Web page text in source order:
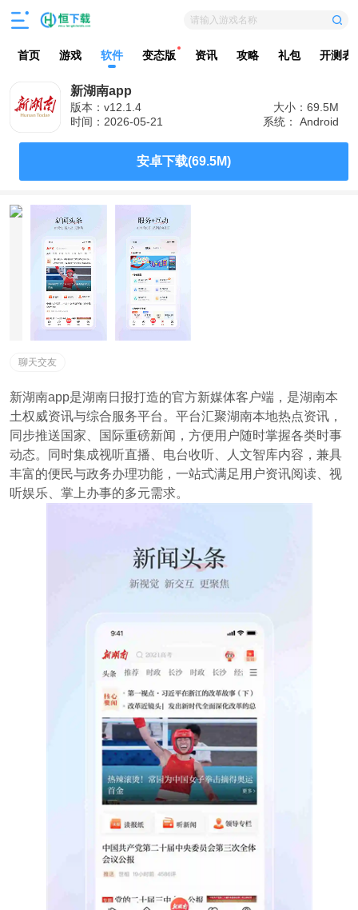
请输入游戏名称
首页 游戏 软件 变态版 资讯 攻略 礼包 开测表
新湖南app
版本：v12.1.4
大小：69.5M
时间：2026-05-21
系统： Android
安卓下载(69.5M)
聊天交友
新湖南app是湖南日报打造的官方新媒体客户端，是湖南本
土权威资讯与综合服务平台。平台汇聚湖南本地热点资讯，
同步推送国家、国际重磅新闻，方便用户随时掌握各类时事
动态。同时集成视听直播、电台收听、人文智库内容，兼具
丰富的便民与政务办理功能，一站式满足用户资讯阅读、视
听娱乐、掌上办事的多元需求。